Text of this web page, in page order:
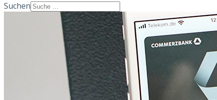
Suchen